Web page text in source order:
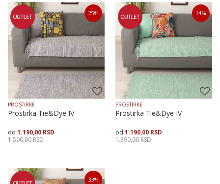
Veličina
70X120 70X160 70X200
Dodaj u korpu Veličina
70X120 70X160 70X200
Dodaj u korpu
25%
PROSTIRKE
Prostirka Tie&Dye IV
1.190,00 RSD
1.590,00RSD
Veličina Dodaj u korpu
14%
PROSTIRKE
Prostirka Tie&Dye IV
1.190,00 RSD
1.390,00RSD
33%